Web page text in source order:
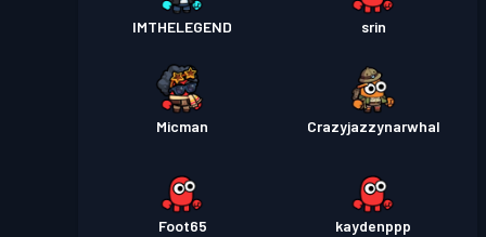
IMTHELEGEND srin
Micman Crazyjazzynarwhal
Foot65 kaydenppp